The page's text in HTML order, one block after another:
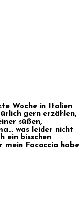
Woche in Italien
gern erzählen,
süßen,
was leider nicht
ein bisschen
mein Focaccia habe